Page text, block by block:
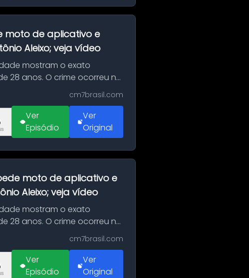
moto de aplicativo e
Aleixo; veja vídeo
mostram o exato
28 anos. O crime ocorreu na
cm7brasil.com
Ver
Episódio
Ver
Original
moto de aplicativo e
Aleixo; veja vídeo
mostram o exato
28 anos. O crime ocorreu na
cm7brasil.com
Ver
Episódio
Ver
Original